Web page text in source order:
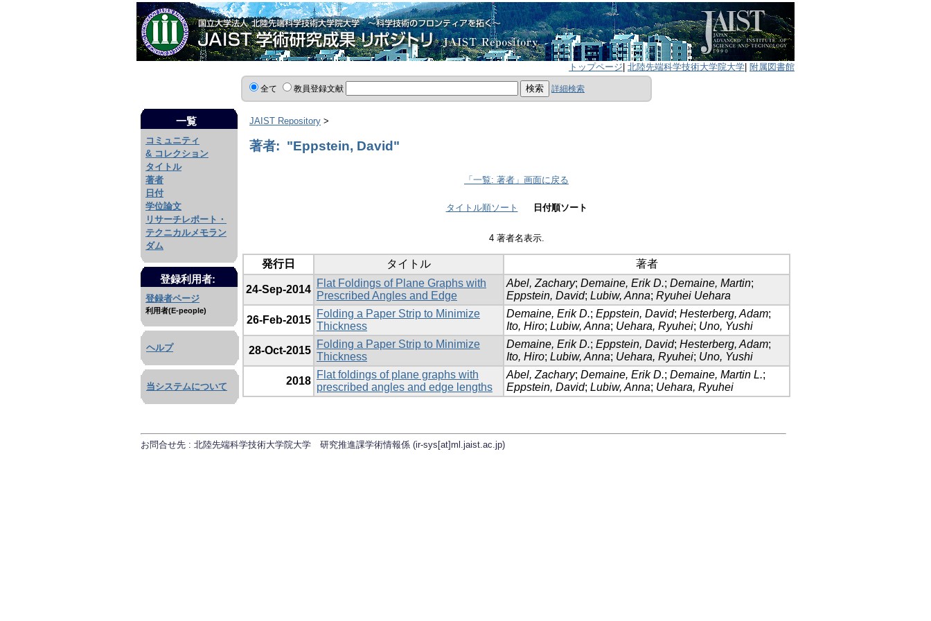
トップページ 北陸先端科学技術大学院大学 附属図書館
全て 教員登録文献 詳細検索
一覧
コミュニティ
& コレクション
タイトル
著者
日付
学位論文
リサーチレポート・
テクニカルメモラン
ダム
登録利用者:
登録者ページ
利用者(E-people)
ヘルプ
当システムについて
JAIST Repository >
著者: "Eppstein, David"
「一覧: 著者」画面に戻る
タイトル順ソート 日付順ソート
4 著者名表示.
発行日 タイトル 著者
24-Sep-2014
Flat Foldings of Plane Graphs with
Prescribed Angles and Edge
Abel, Zachary; Demaine, Erik D.; Demaine, Martin;
Eppstein, David; Lubiw, Anna; Ryuhei Uehara
26-Feb-2015
Folding a Paper Strip to Minimize
Thickness
Demaine, Erik D.; Eppstein, David; Hesterberg, Adam;
Ito, Hiro; Lubiw, Anna; Uehara, Ryuhei; Uno, Yushi
28-Oct-2015
Folding a Paper Strip to Minimize
Thickness
Demaine, Erik D.; Eppstein, David; Hesterberg, Adam;
Ito, Hiro; Lubiw, Anna; Uehara, Ryuhei; Uno, Yushi
2018
Flat foldings of plane graphs with
prescribed angles and edge lengths
Abel, Zachary; Demaine, Erik D.; Demaine, Martin L.;
Eppstein, David; Lubiw, Anna; Uehara, Ryuhei
お問合せ先 : 北陸先端科学技術大学院大学 研究推進課学術情報係 (ir-sys[at]ml.jaist.ac.jp)